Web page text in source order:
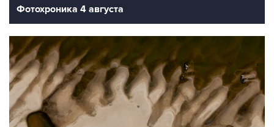
Фотохроника 4 августа